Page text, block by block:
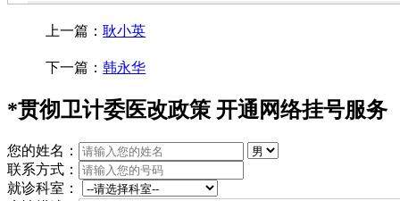
上一篇：耿小英
下一篇：韩永华
*贯彻卫计委医改政策 开通网络挂号服务
您的姓名：
联系方式：
就诊科室：